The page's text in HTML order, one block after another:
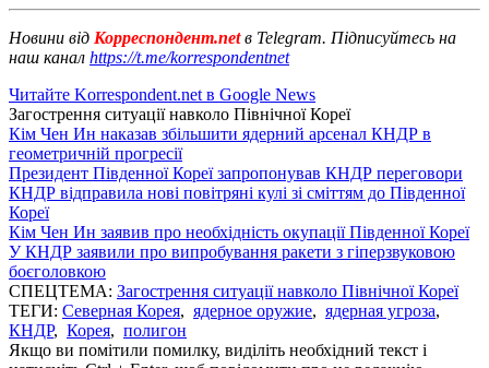
Новини від Корреспондент.netв Telegram. Підписуйтесь на
наш канал https://t.me/korrespondentnet
Читайте Korrespondent.net в Google News
Загострення ситуації навколо Пiвнічної Кореї
Кім Чен Ин наказав збільшити ядерний арсенал КНДР в
геометричній прогресії
Президент Південної Кореї запропонував КНДР переговори
КНДР відправила нові повітряні кулі зі сміттям до Південної
Кореї
Кім Чен Ин заявив про необхідність окупації Південної Кореї
У КНДР заявили про випробування ракети з гіперзвуковою
боєголовкою
СПЕЦТЕМА: Загострення ситуації навколо Пiвнічної Кореї
ТЕГИ: Северная Корея, ядерное оружие, ядерная угроза,
КНДР, Корея, полигон
Якщо ви помітили помилку, виділіть необхідний текст і